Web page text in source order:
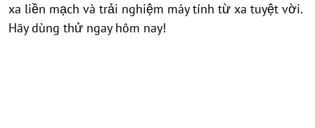
xa liền mạch và trải nghiệm máy tính từ xa tuyệt vời.
Hãy dùng thử ngay hôm nay!